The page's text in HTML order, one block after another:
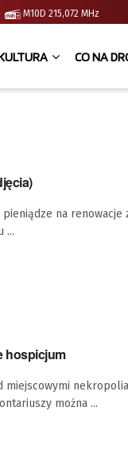
M10D 215,072
CO NA
na
...
hospicjum
miejscowymi
można ...